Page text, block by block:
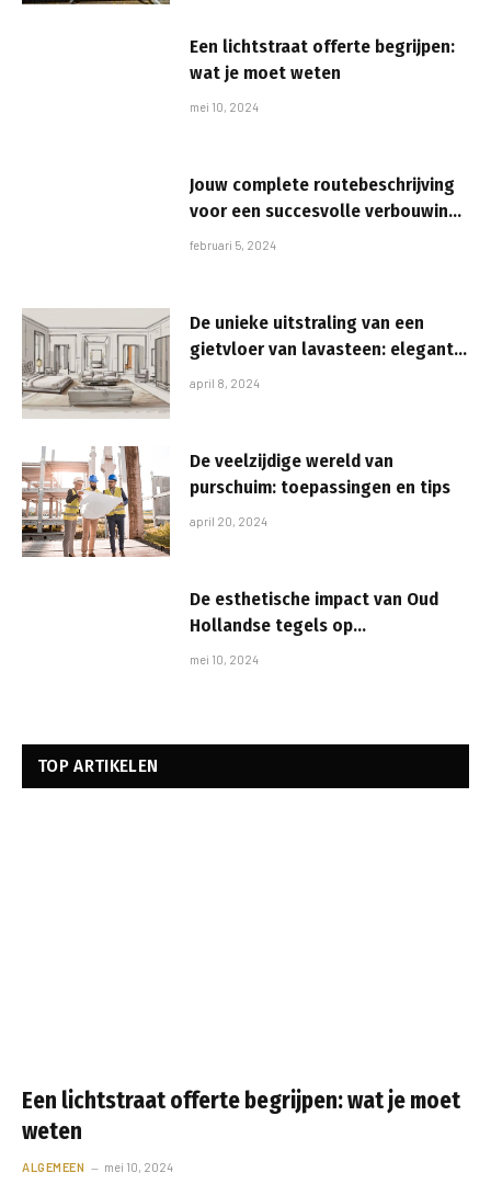
Een lichtstraat offerte begrijpen:
wat je moet weten
mei 10, 2024
Jouw complete routebeschrijving
voor een succesvolle verbouwing:
van budgettering en
februari 5, 2024
De unieke uitstraling van een
gietvloer van lavasteen: elegantie
en duurzaamheid gecombineerd
april 8, 2024
De veelzijdige wereld van
purschuim: toepassingen en tips
april 20, 2024
De esthetische impact van Oud
Hollandse tegels op
interieurontwerp en architectuur
mei 10, 2024
TOP ARTIKELEN
Een lichtstraat offerte begrijpen: wat je moet
weten
ALGEMEEN mei 10, 2024